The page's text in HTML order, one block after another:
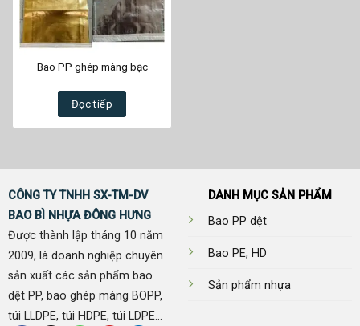
Bao PP ghép màng bạc
Đọc tiếp
CÔNG TY TNHH SX-TM-DV
BAO BÌ NHỰA ĐÔNG HƯNG
Được thành lập tháng 10 năm
2009, là doanh nghiệp chuyên
sản xuất các sản phẩm bao
dệt PP, bao ghép màng BOPP,
túi LLDPE, túi HDPE, túi LDPE...
DANH MỤC SẢN PHẨM
Bao PP dệt
Bao PE, HD
Sản phẩm nhựa